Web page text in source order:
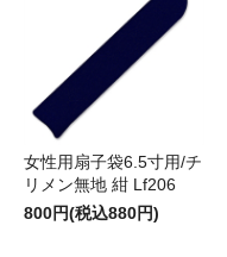
女性用扇子袋6.5寸用/チ
リメン無地 紺 Lf206
800円(税込880円)